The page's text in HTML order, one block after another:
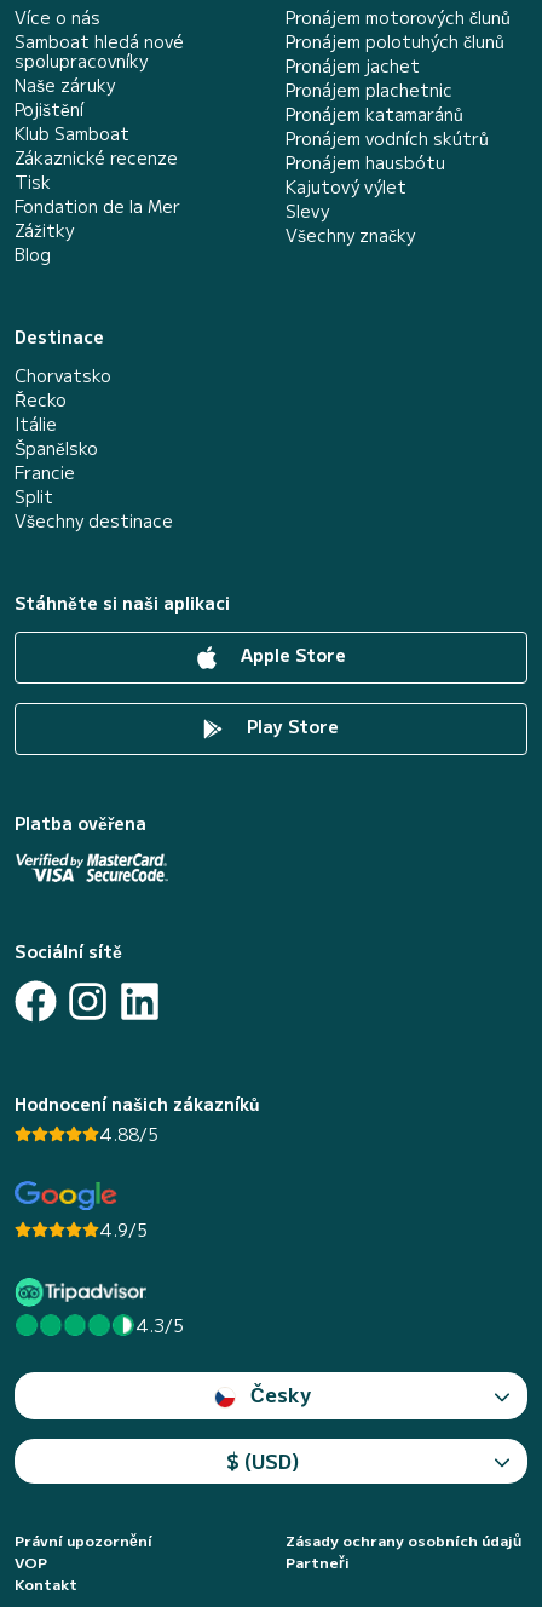
Více o nás
Samboat hledá nové
spolupracovníky
Naše záruky
Pojištění
Klub Samboat
Zákaznické recenze
Tisk
Fondation de la Mer
Zážitky
Blog
Pronájem motorových člunů
Pronájem polotuhých člunů
Pronájem jachet
Pronájem plachetnic
Pronájem katamaránů
Pronájem vodních skútrů
Pronájem hausbótu
Kajutový výlet
Slevy
Všechny značky
Destinace
Chorvatsko
Řecko
Itálie
Španělsko
Francie
Split
Všechny destinace
Stáhněte si naši aplikaci
Apple Store
Play Store
Platba ověřena
Sociální sítě
Hodnocení našich zákazníků
4.88/5
4.9/5
4.3/5
Česky
$ (USD)
Právní upozornění
Zásady ochrany osobních údajů
VOP
Partneři
Kontakt